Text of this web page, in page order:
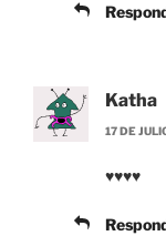
Katha
17 DE
♥️♥️♥️♥️